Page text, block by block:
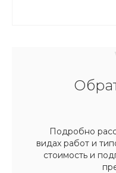
Подробно
видах работ и
стоимость и